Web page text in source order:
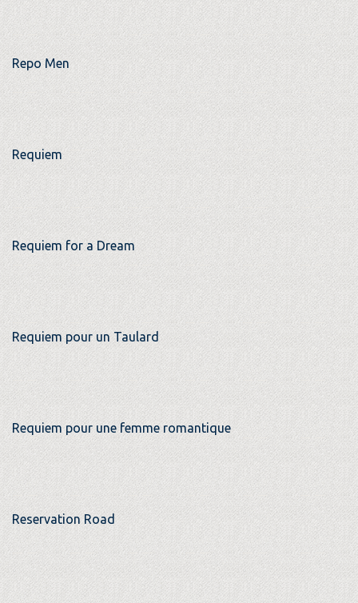
Repo Men
Requiem
Requiem for a Dream
Requiem pour un Taulard
Requiem pour une femme romantique
Reservation Road